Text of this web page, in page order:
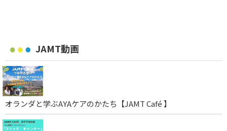
JAMT動画
オランダと学ぶAYAケアのかたち【JAMT Café 】